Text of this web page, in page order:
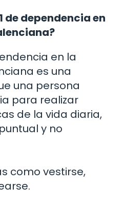
de dependencia en
en la
es una
una persona
para realizar
de la vida diaria,
y no
como vestirse,